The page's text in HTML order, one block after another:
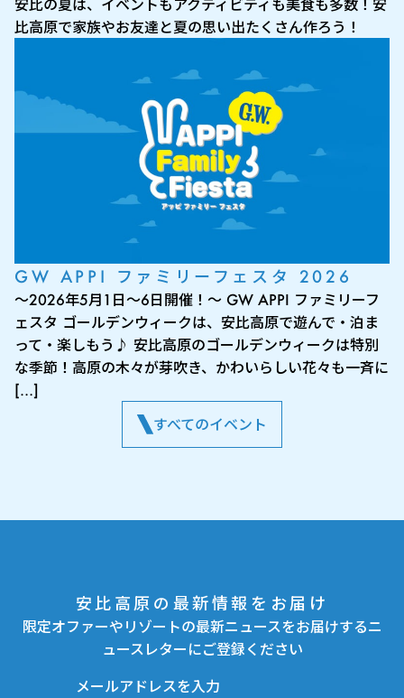
安比の夏は、イベントもアクティビティも美食も多数！安
比高原で家族やお友達と夏の思い出たくさん作ろう！
GW APPI ファミリーフェスタ 2026
～2026年5月1日～6日開催！～ GW APPI ファミリーフ
ェスタ ゴールデンウィークは、安比高原で遊んで・泊ま
って・楽しもう♪ 安比高原のゴールデンウィークは特別
な季節！高原の木々が芽吹き、かわいらしい花々も一斉に
[…]
すべてのイベント
安比高原の最新情報をお届け
限定オファーやリゾートの最新ニュースをお届けするニ
ュースレターにご登録ください